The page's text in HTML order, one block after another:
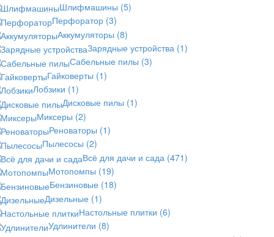
Шлифмашины (5)
Перфоратор (3)
Аккумуляторы (8)
Зарядные устройства (1)
Сабельные пилы (3)
Гайковерты (1)
Лобзики (1)
Дисковые пилы (1)
Миксеры (2)
Реноваторы (1)
Пылесосы (2)
Всё для дачи и сада (471)
Мотопомпы (19)
Бензиновые (18)
Дизельные (1)
Настольные плитки (6)
Удлинители (8)